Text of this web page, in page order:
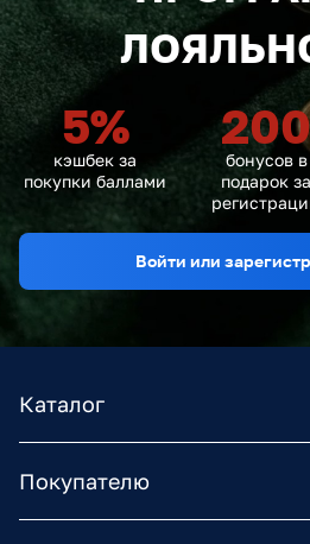
5%
кэшбек за
покупки баллами
200
бонусов в
подарок за
Войти или
Каталог
Покупателю